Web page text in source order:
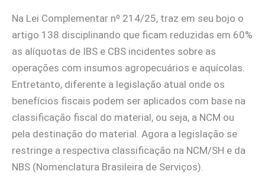
Na Lei Complementar nº 214/25, traz em seu bojo o
artigo 138 disciplinando que ficam reduzidas em 60%
as alíquotas de IBS e CBS incidentes sobre as
operações com insumos agropecuários e aquícolas.
Entretanto, diferente a legislação atual onde os
benefícios fiscais podem ser aplicados com base na
classificação fiscal do material, ou seja, a NCM ou
pela destinação do material. Agora a legislação se
restringe a respectiva classificação na NCM/SH e da
NBS (Nomenclatura Brasileira de Serviços).